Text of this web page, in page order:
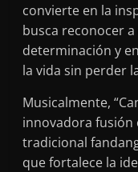
convierte en la
busca reconocer
determinación y
la vida sin perder
Musicalmente,
innovadora
tradicional
que fortalece la